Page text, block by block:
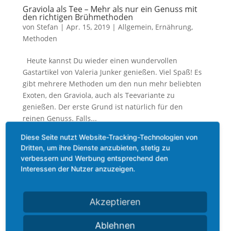
Graviola als Tee – Mehr als nur ein Genuss mit
den richtigen Brühmethoden
von Stefan | Apr. 15, 2019| Allgemein, Ernährung,
Methoden
Heute kannst Du wieder einen wundervollen
Gastartikel von Valeria Junker genießen. Viel Spaß! Es
gibt mehrere Methoden um den nun mehr beliebten
Exoten, den Graviola, auch als Teevariante zu
genießen. Der erste Grund ist natürlich für den
reinen Genuss. Falls...
Beauty
Diese Seite nutzt Website-Tracking-Technologien von
Dritten, um ihre Dienste anzubieten, stetig zu
verbessern und Werbung entsprechend den
Interessen der Nutzer anzuzeigen.
Akzeptieren
Ablehnen